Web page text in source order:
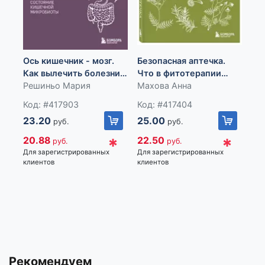
дополнением вашей библиотеки. Для вашего удобства
при оформлении заказа по телефону назовите код товара:
Импортер: Частное торговое унитарное предприятие
«Книжный Клуб», Республика Беларусь, 223060, Минская
12а, р-н д. Большое Стиклево
Ось кишечник - мозг.
Как вылечить болезни
мозга, улучшив
микробиоты
Решиньо Мария
Код: #417903
23.20 руб.
20.88 руб.
Для зарегистрированных
клиентов
*
Безопасная аптечка.
Что в фитотерапии
работает, а что может
Махова Анна
Код: #417404
25.00 руб.
22.50 руб.
Для зарегистрированных
клиентов
*
Рекомендуем